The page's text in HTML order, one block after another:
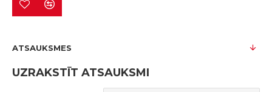
ATSAUKSMES
UZRAKSTĪT ATSAUKSMI